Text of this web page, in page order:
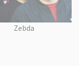
Zebda